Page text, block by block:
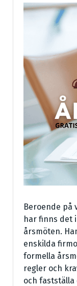
Beroende på
har finns det
årsmöten.
enskilda
formella
regler och
och fastställa